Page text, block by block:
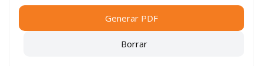
Generar PDF
Borrar